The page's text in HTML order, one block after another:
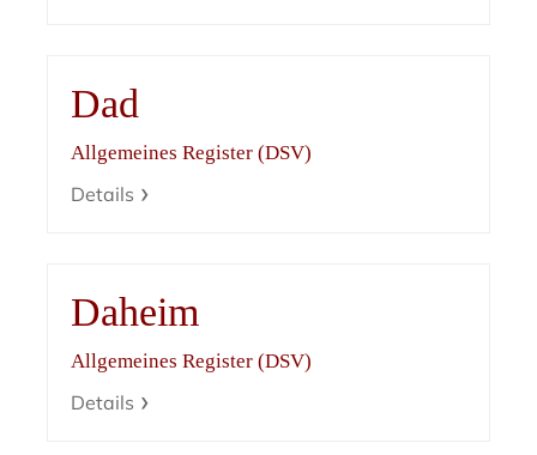
Dad
Allgemeines Register (DSV)
Details
Daheim
Allgemeines Register (DSV)
Details